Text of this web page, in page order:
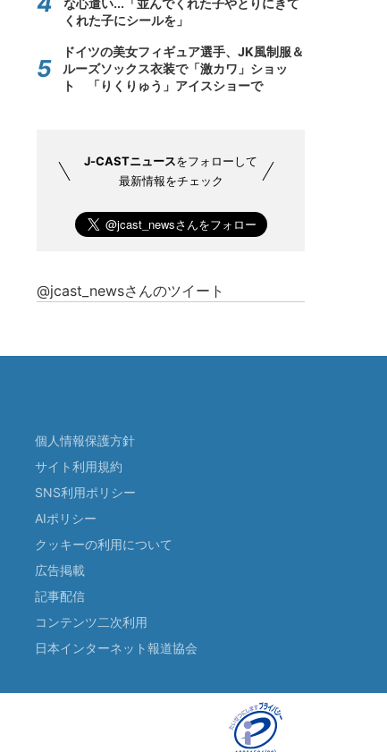
な心遣い...「並んでくれた子やとりにきて
くれた子にシールを」
ドイツの美女フィギュア選手、JK風制服＆
ルーズソックス衣装で「激カワ」ショッ
ト 「りくりゅう」アイスショーで
J-CASTニュースをフォローして
最新情報をチェック
@jcast_newsさんのツイート
個人情報保護方針
サイト利用規約
SNS利用ポリシー
AIポリシー
クッキーの利用について
広告掲載
記事配信
コンテンツ二次利用
日本インターネット報道協会